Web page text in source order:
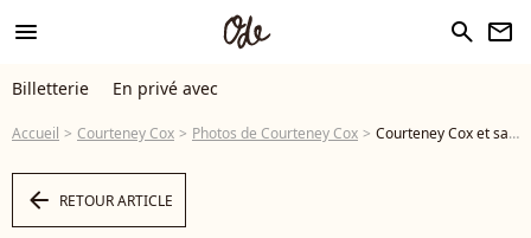
menu search newsletter
Billetterie En privé avec
Accueil Courteney Cox Photos de Courteney Cox Courteney Cox et sa fille Coco sont allées au cinéma ArcLight dans le quartier de Hollywood à Los Angeles, le 24 avril 2019. - Photo
arrow_left RETOUR ARTICLE